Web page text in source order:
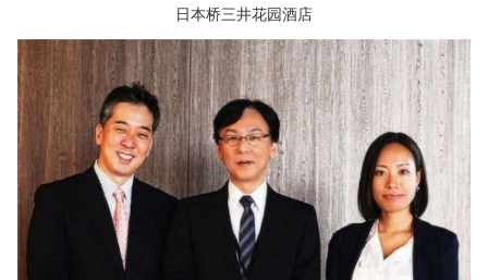
日本桥三井花园酒店